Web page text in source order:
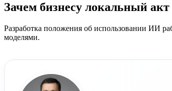
Зачем бизнесу локальный
Разработка положения об использовании ИИ
моделями.